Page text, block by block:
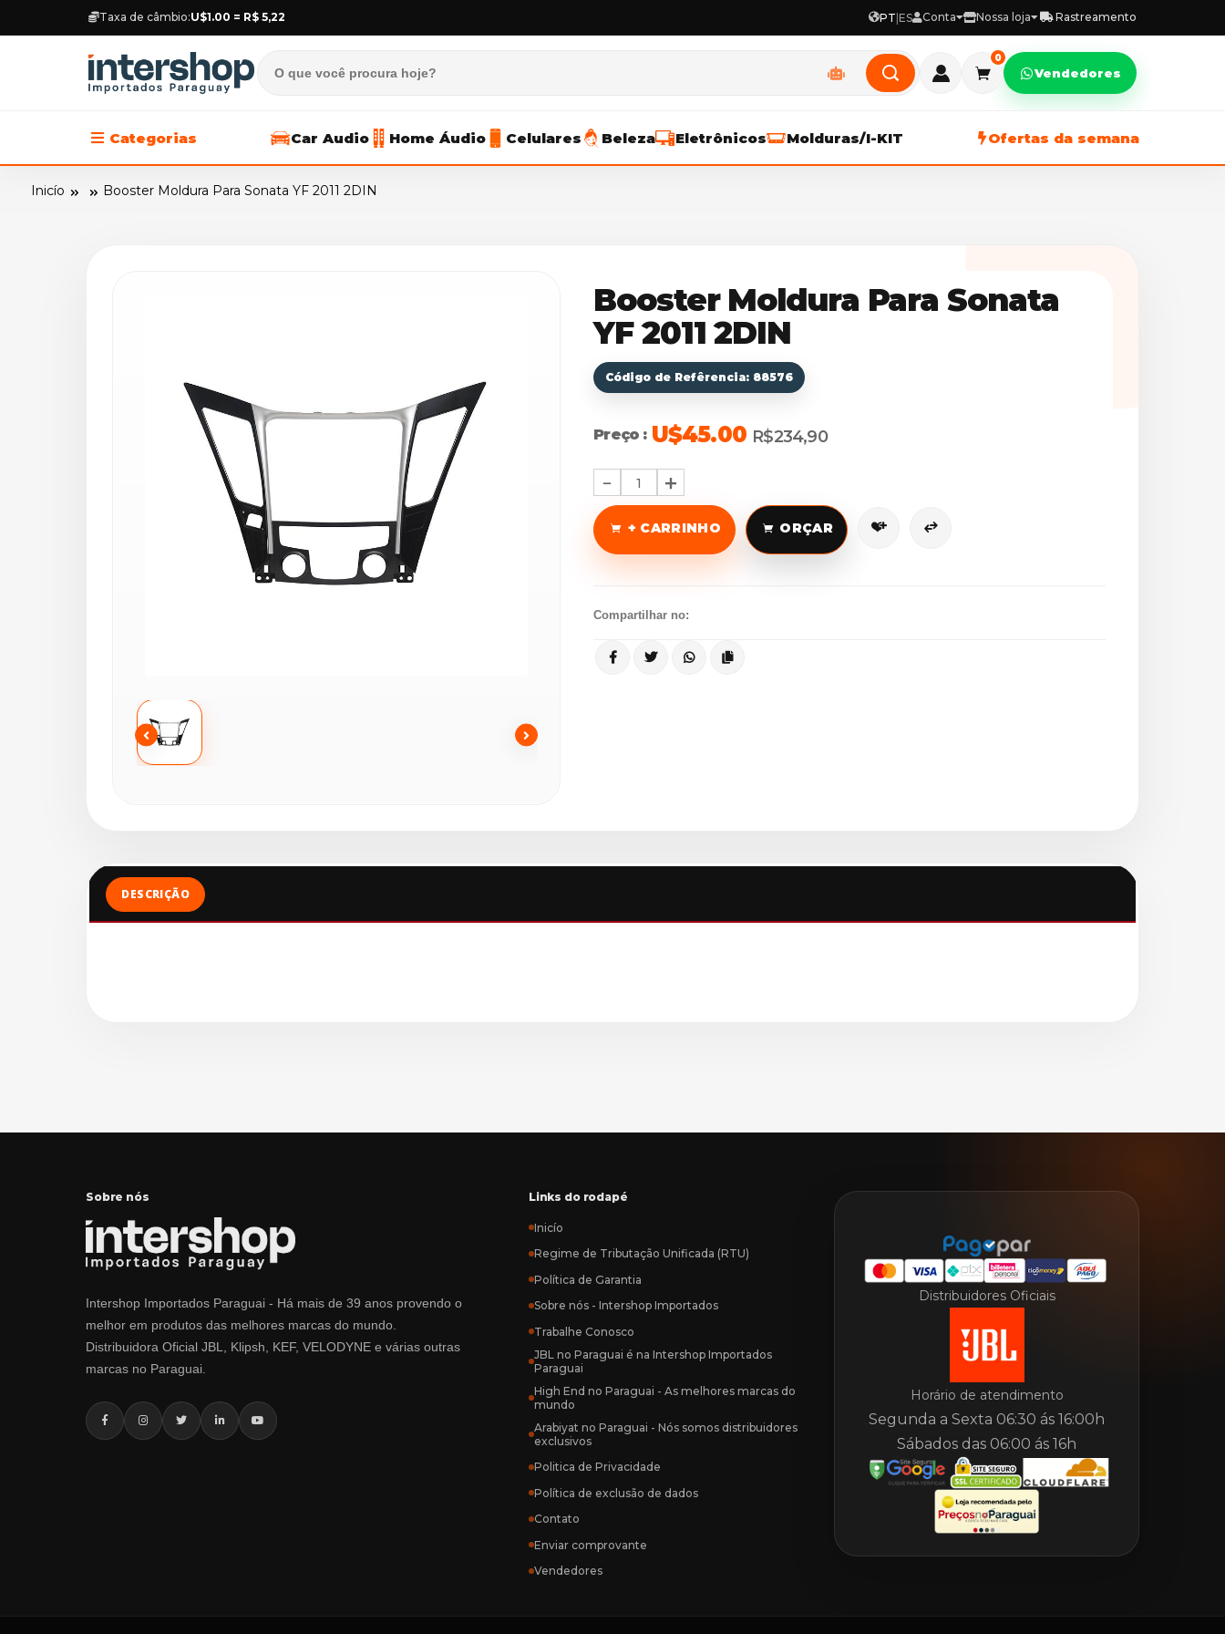
Taxa de câmbio:U$1.00 = R$ 5,22 PT|ES Conta Nossa loja Rastreamento
0
Vendedores
Categorias Car Audio Home Áudio Celulares Beleza Eletrônicos Molduras/I-KIT Ofertas da semana
Inicío Booster Moldura Para Sonata YF 2011 2DIN
Booster Moldura Para Sonata
YF 2011 2DIN
Código de Refêrencia: 88576
Preço : U$45.00 R$234,90
1
+ CARRINHO ORÇAR
Compartilhar no:
DESCRIÇÃO
Sobre nós
Intershop Importados Paraguai - Há mais de 39 anos provendo o
melhor em produtos das melhores marcas do mundo.
Distribuidora Oficial JBL, Klipsh, KEF, VELODYNE e várias outras
marcas no Paraguai.
Links do rodapé
Inicío
Regime de Tributação Unificada (RTU)
Política de Garantia
Sobre nós - Intershop Importados
Trabalhe Conosco
JBL no Paraguai é na Intershop Importados
Paraguai
High End no Paraguai - As melhores marcas do
mundo
Arabiyat no Paraguai - Nós somos distribuidores
exclusivos
Politica de Privacidade
Política de exclusão de dados
Contato
Enviar comprovante
Vendedores
Distribuidores Oficiais
Horário de atendimento
Segunda a Sexta 06:30 ás 16:00h
Sábados das 06:00 ás 16h